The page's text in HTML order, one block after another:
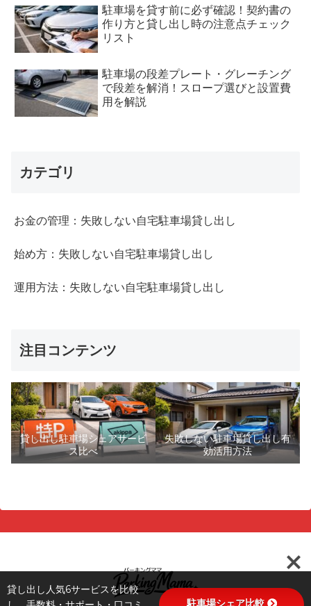
駐車場を貸す前に必ず確認！契約書の
作り方と貸し出し時の注意点チェック
リスト
駐車場の段差プレート・グレーチング
で段差を解消！スロープ選びと設置費
用を解説
カテゴリ
お金の管理：失敗しない自宅駐車場貸し出し
始め方：失敗しない自宅駐車場貸し出し
運用方法：失敗しない自宅駐車場貸し出し
注目コンテンツ
貸し出し駐車場シェアサービ
ス比べ
失敗しない駐車場貸し出し有
効活用方法
貸し出し人気6サービスを比較
駐車場シェア比較